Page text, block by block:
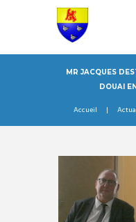
MR JACQUES
DOUAI
Accueil